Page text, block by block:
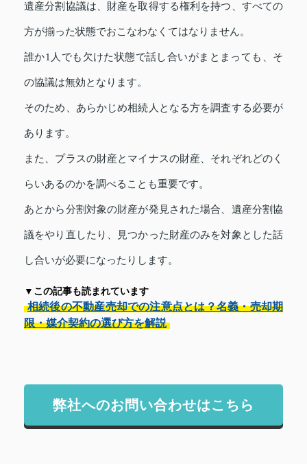
遺産分割協議は、財産を取得する権利を持つ、すべての
方が揃った状態でおこなわなくてはなりません。
誰か1人でも欠けた状態で話し合いがまとまっても、そ
の協議は無効となります。
そのため、あらかじめ相続人となる方を調査する必要が
あります。
また、プラスの財産とマイナスの財産、それぞれどのく
らいあるのかを調べることも重要です。
あとから分割対象の財産が発見された場合、遺産分割協
議をやり直したり、見つかった財産のみを対象とした話
し合いが必要になったりします。
▼この記事も読まれています
相続後の不動産売却での注意点とは？名義・売却期
限・媒介契約の選び方を解説
弊社へのお問い合わせはこちら